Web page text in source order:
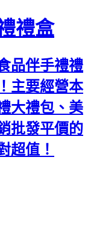
禮盒
品伴手禮禮
主要經營本
大禮包、美
批發平價的
超值！